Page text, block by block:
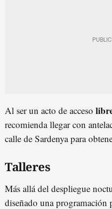
Al ser un acto de acceso
recomienda llegar con
calle de Sardenya para
Talleres
Más allá del despliegue
diseñado una programación